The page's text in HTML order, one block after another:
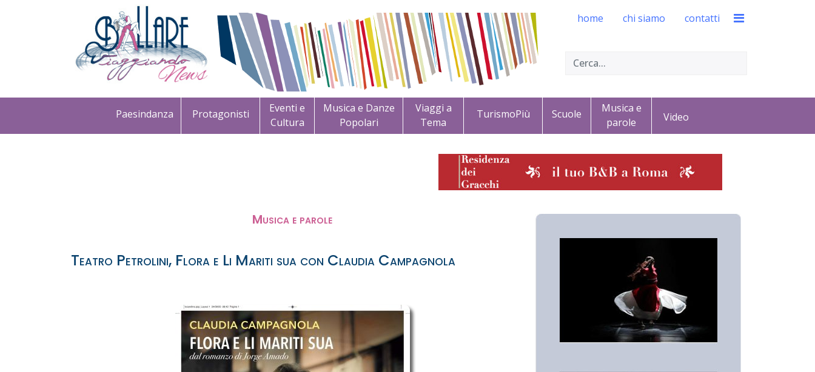
home chi siamo contatti
Paesindanza Protagonisti
Eventi e
Cultura
Musica e Danze
Popolari
Viaggi a
Tema
TurismoPiù Scuole
Musica e
parole
Video
Musica e parole
Teatro Petrolini, Flora e Li Mariti sua con Claudia Campagnola